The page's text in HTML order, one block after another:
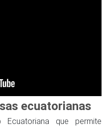
ecuatorianas
que permite